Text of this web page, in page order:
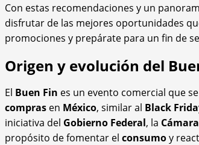
Con estas recomendaciones y un
disfrutar de las mejores oportunidades
promociones y prepárate para un fin de
Origen y evolución del
El Buen Fin es un evento comercial que
compras en México, similar al Black
iniciativa del Gobierno Federal, la
propósito de fomentar el consumoy